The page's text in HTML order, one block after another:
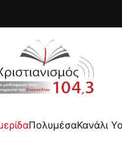
ΠολυμέσαΚανάλι